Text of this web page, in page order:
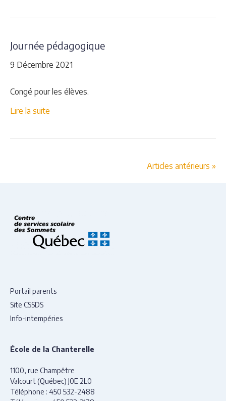
Journée pédagogique
9 Décembre 2021
Congé pour les élèves.
Lire la suite
Articles antérieurs »
Portail parents
Site CSSDS
Info-intempéries
École de la Chanterelle
1100, rue Champêtre
Valcourt (Québec) J0E 2L0
Téléphone : 450 532-2488